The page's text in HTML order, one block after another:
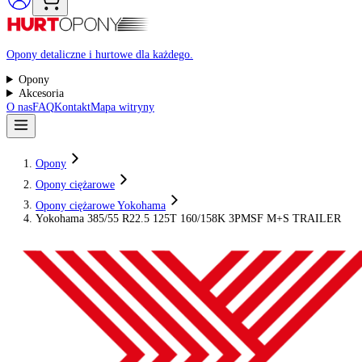
Opony detaliczne i hurtowe dla każdego.
Opony
O nasFAQKontakt
Opony
Opony ciężarowe Yokohama
Yokohama 385/55 R22.5 125T 160/158K 3PMSF M+S